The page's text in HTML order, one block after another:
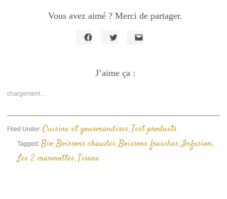
Vous avez aimé ? Merci de partager.
Facebook(ouvre
dans
Twitter(ouvre
dans
dans
une
nouvelle
J’aime ça :
chargement…
Filed Under:Cuisine et gourmandises, Test produits
Tagged:Bio,Boissons chaudes,Boissons fraiches,Infusion,
Les 2 marmottes, Tisane